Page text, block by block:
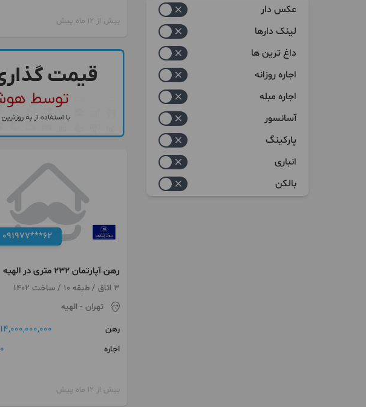
عکس دار
لینک دارها
داغ ترین ها
اجاره روزانه
اجاره مبله
آسانسور
پارکینگ
انباری
بالکن
بیش از 12 ماه پیش
091977***62
رهن آپارتمان ۲۳۲ متری در الهیه
3 اتاق / طبقه 10 / ساخت 1402
تهران - الهیه
رهن
14,000,000,000 تومان
اجاره 0 تومان
بیش از 12 ماه پیش